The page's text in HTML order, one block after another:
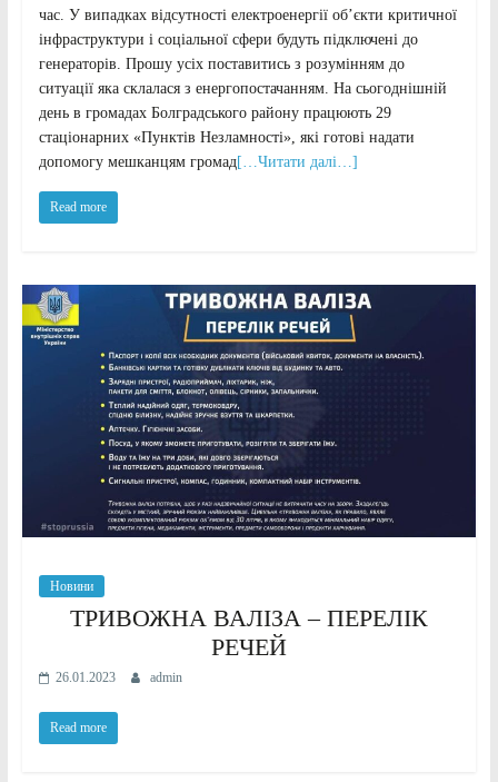
час. У випадках відсутності електроенергії об’єкти критичної
інфраструктури і соціальної сфери будуть підключені до
генераторів. Прошу усіх поставитись з розумінням до
ситуації яка склалася з енергопостачанням. На сьогоднішній
день в громадах Болградського району працюють 29
стаціонарних «Пунктів Незламності», які готові надати
допомогу мешканцям громад[…Читати далі…]
Read more
Новини
ТРИВОЖНА ВАЛІЗА – ПЕРЕЛІК
РЕЧЕЙ
26.01.2023 admin
Read more